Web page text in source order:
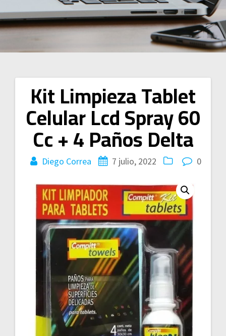
Kit Limpieza Tablet
Celular Lcd Spray 60
Cc + 4 Paños Delta
Diego Correa 7 julio, 2022 0
Navegación
de
entradas